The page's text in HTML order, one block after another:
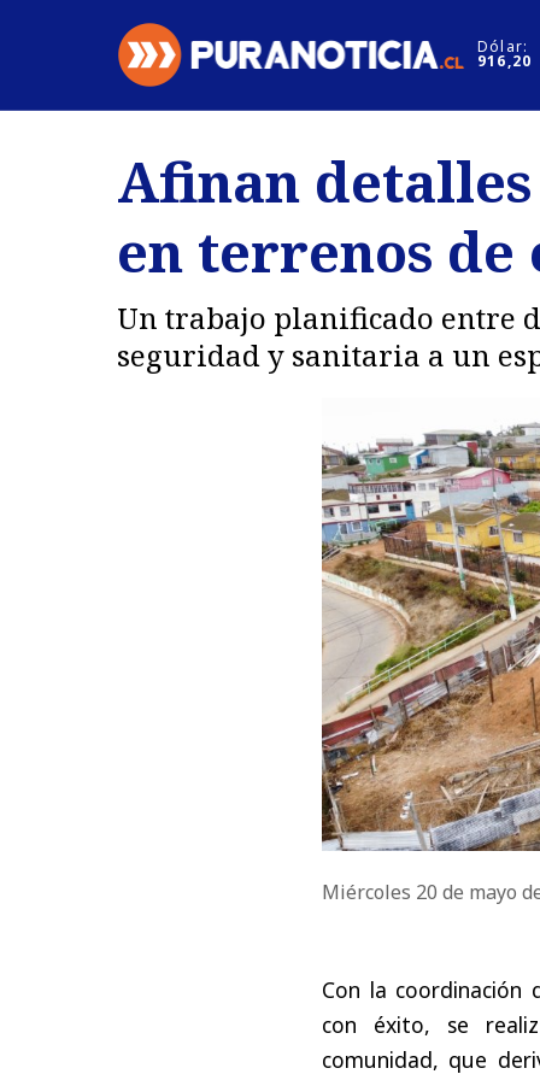
Dólar:
916,20
Regiones
Deportes Motores
Afinan
en terrenos de
Un trabajo planificado entre
seguridad y sanitaria a un
Miércoles 20 de mayo
Con la coordinación
con éxito, se
comunidad, que